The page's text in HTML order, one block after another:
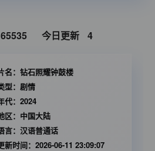
65535 今日更新 4
名： 钻石照耀钟鼓楼
型： 剧情
代： 2024
区： 中国大陆
言： 汉语普通话
新时间： 2026-06-11 23:09:07